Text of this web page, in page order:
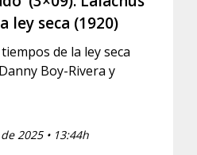
ley seca (1920)
de la ley seca
Boy-Rivera y
2025 • 13:44h